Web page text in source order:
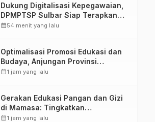
Dukung Digitalisasi Kepegawaian,
DPMPTSP Sulbar Siap Terapkan
Aplikasi FLEKSI ASN
calendar_month54 menit yang lalu
Optimalisasi Promosi Edukasi dan
Budaya, Anjungan Provinsi
Sulawesi Barat Perkuat Kolaborasi
calendar_month1 jam yang lalu
Gerakan Edukasi Pangan dan Gizi
di Mamasa: Tingkatkan
Pengetahuan dan Keterampilan
calendar_month1 jam yang lalu